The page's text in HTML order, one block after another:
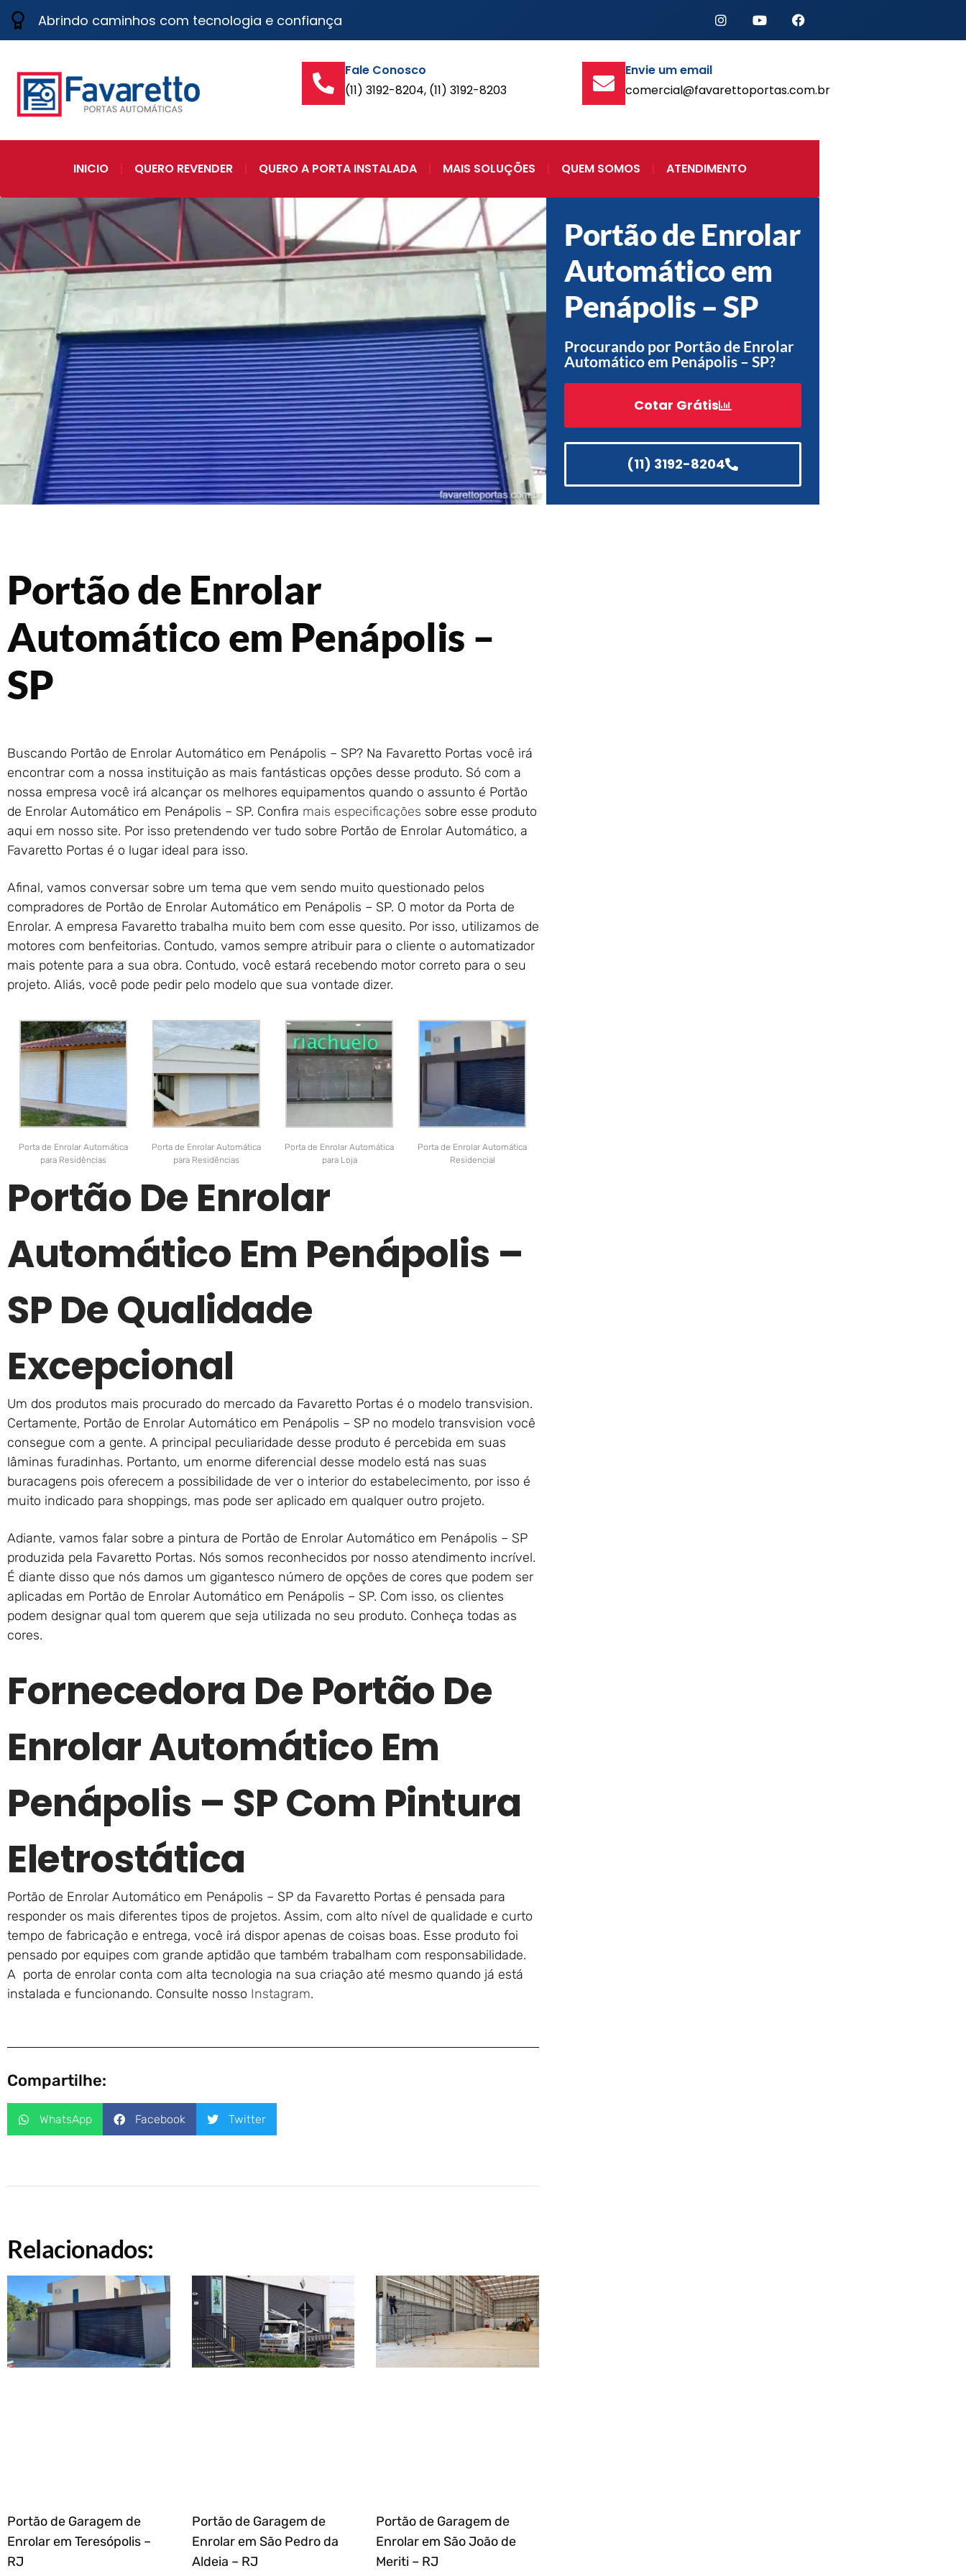
Abrindo caminhos com tecnologia e confiança
Fale Conosco
(11) 3192-8204, (11) 3192-8203
Envie um email
comercial@favarettoportas.com.br
INICIO QUERO REVENDER QUERO A PORTA INSTALADA MAIS SOLUÇÕES QUEM SOMOS ATENDIMENTO
Portão de Enrolar
Automático em
Penápolis – SP
Procurando por Portão de Enrolar
Automático em Penápolis – SP?
Cotar Grátis
(11) 3192-8204
Portão de Enrolar
Automático em Penápolis –
SP
Buscando Portão de Enrolar Automático em Penápolis – SP? Na Favaretto Portas você irá
encontrar com a nossa instituição as mais fantásticas opções desse produto. Só com a
nossa empresa você irá alcançar os melhores equipamentos quando o assunto é Portão
de Enrolar Automático em Penápolis – SP. Confira mais especificações sobre esse produto
aqui em nosso site. Por isso pretendendo ver tudo sobre Portão de Enrolar Automático, a
Favaretto Portas é o lugar ideal para isso.
Afinal, vamos conversar sobre um tema que vem sendo muito questionado pelos
compradores de Portão de Enrolar Automático em Penápolis – SP. O motor da Porta de
Enrolar. A empresa Favaretto trabalha muito bem com esse quesito. Por isso, utilizamos de
motores com benfeitorias. Contudo, vamos sempre atribuir para o cliente o automatizador
mais potente para a sua obra. Contudo, você estará recebendo motor correto para o seu
projeto. Aliás, você pode pedir pelo modelo que sua vontade dizer.
Porta de Enrolar Automática
para Residências
Porta de Enrolar Automática
para Residências
Porta de Enrolar Automática
para Loja
Porta de Enrolar Automática
Residencial
Portão De Enrolar
Automático Em Penápolis –
SP De Qualidade
Excepcional
Um dos produtos mais procurado do mercado da Favaretto Portas é o modelo transvision.
Certamente, Portão de Enrolar Automático em Penápolis – SP no modelo transvision você
consegue com a gente. A principal peculiaridade desse produto é percebida em suas
lâminas furadinhas. Portanto, um enorme diferencial desse modelo está nas suas
buracagens pois oferecem a possibilidade de ver o interior do estabelecimento, por isso é
muito indicado para shoppings, mas pode ser aplicado em qualquer outro projeto.
Adiante, vamos falar sobre a pintura de Portão de Enrolar Automático em Penápolis – SP
produzida pela Favaretto Portas. Nós somos reconhecidos por nosso atendimento incrível.
É diante disso que nós damos um gigantesco número de opções de cores que podem ser
aplicadas em Portão de Enrolar Automático em Penápolis – SP. Com isso, os clientes
podem designar qual tom querem que seja utilizada no seu produto. Conheça todas as
cores.
Fornecedora De Portão De
Enrolar Automático Em
Penápolis – SP Com Pintura
Eletrostática
Portão de Enrolar Automático em Penápolis – SP da Favaretto Portas é pensada para
responder os mais diferentes tipos de projetos. Assim, com alto nível de qualidade e curto
tempo de fabricação e entrega, você irá dispor apenas de coisas boas. Esse produto foi
pensado por equipes com grande aptidão que também trabalham com responsabilidade.
A porta de enrolar conta com alta tecnologia na sua criação até mesmo quando já está
instalada e funcionando. Consulte nosso Instagram.
Compartilhe:
WhatsApp Facebook Twitter
Relacionados:
Portão de Garagem de
Enrolar em Teresópolis –
RJ
Portão de Garagem de
Enrolar em São Pedro da
Aldeia – RJ
Portão de Garagem de
Enrolar em São João de
Meriti – RJ